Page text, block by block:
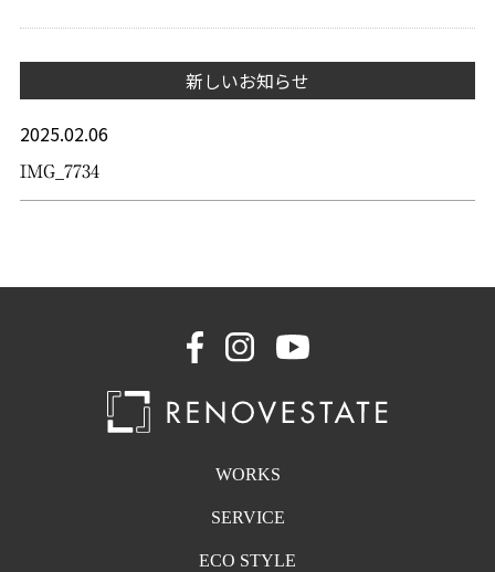
新しいお知らせ
2025.02.06
IMG_7734
WORKS
SERVICE
ECO STYLE